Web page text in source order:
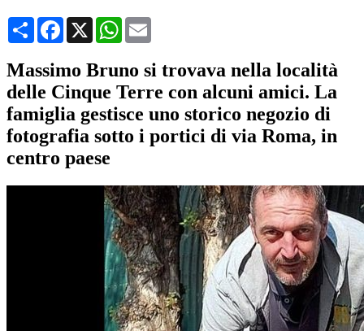
CondividiFacebook
X WhatsApp
Massimo Bruno si trovava nella località
delle Cinque Terre con alcuni amici. La
famiglia gestisce uno storico negozio di
fotografia sotto i portici di via Roma, in
centro paese